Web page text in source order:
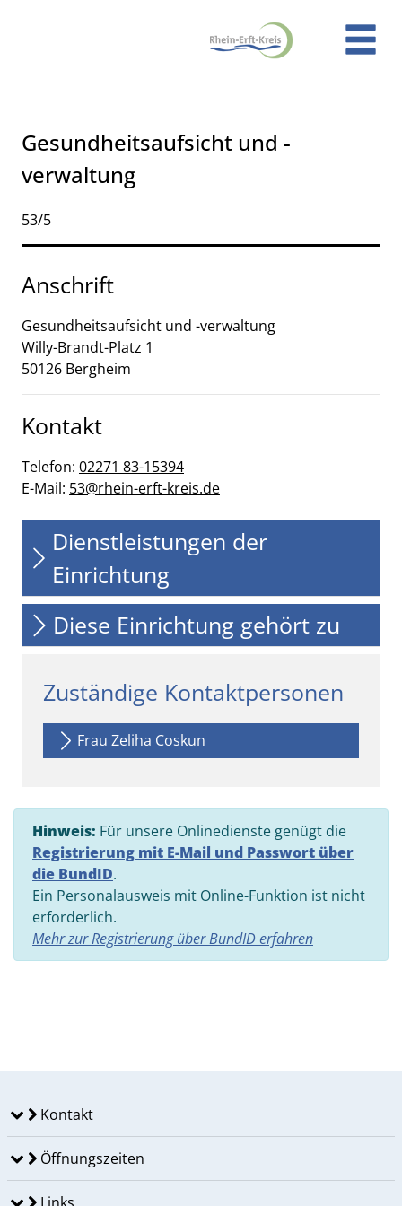
Gesundheitsaufsicht und -
verwaltung
Kurzbezeichnung
53/5
Anschrift
Gesundheitsaufsicht und -verwaltung
Willy-Brandt-Platz 1
50126 Bergheim
Kontakt
Telefon: 02271 83-15394
E-Mail: 53@rhein-erft-kreis.de
Dienstleistungen der
Einrichtung
Diese Einrichtung gehört zu
Zuständige Kontaktpersonen
Frau Zeliha Coskun
Hinweis: Für unsere Onlinedienste genügt die
Registrierung mit E-Mail und Passwort über
die BundID.
Ein Personalausweis mit Online-Funktion ist nicht
erforderlich.
Mehr zur Registrierung über BundID erfahren
Kontakt
Öffnungszeiten